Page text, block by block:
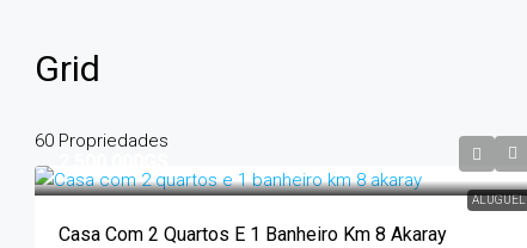
Grid
60 Propriedades
ALUGUEL
Casa Com 2 Quartos E 1 Banheiro Km 8 Akaray